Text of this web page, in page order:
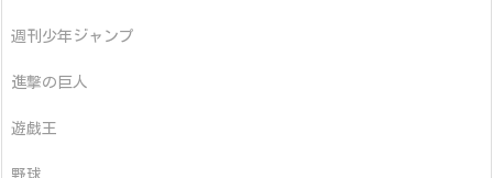
週刊少年ジャンプ
進撃の巨人
遊戯王
野球